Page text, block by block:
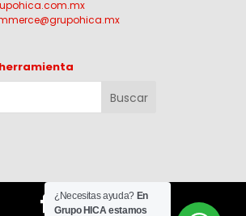
¿Necesitas ayuda? En
Grupo HICA estamos